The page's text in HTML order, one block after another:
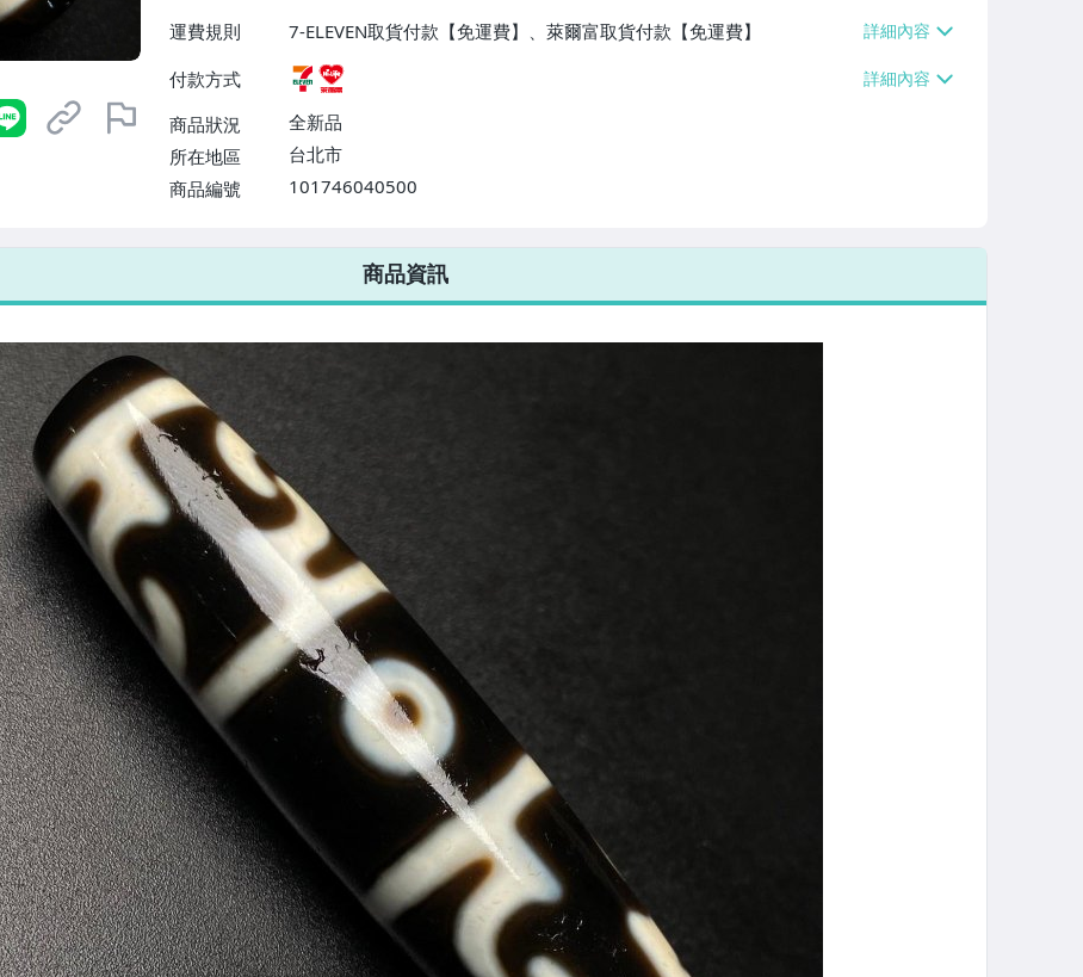
運費規則
7-ELEVEN取貨付款【免運費】、萊爾富取貨付款【免運費】
付款方式
商品狀況
全新品
所在地區
台北市
商品編號
101746040500
7-ELEVEN 運費只要38元
不限金額、筆數，筆筆優惠無限次！
商品資訊